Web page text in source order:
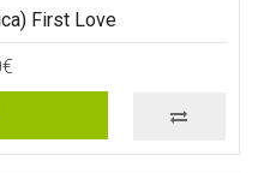
First Love